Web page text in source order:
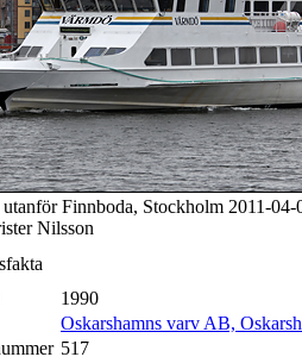
Finnboda, Stockholm 2011-04-
Nilsson
1990
Oskarshamns varv AB,
517